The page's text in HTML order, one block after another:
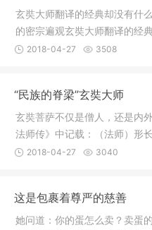
玄奘大师翻译的经典却没有什
的密宗遍观玄奘大师翻译的经
部的一部
2018-04-27 3508
“民族的脊梁”玄奘大师
玄奘菩萨不仅是僧人，还是内
法师传》中记载：（法师）形
端严若神
2018-04-27 3040
这是包裹着尊严的慈善
她问道：你的蛋怎么卖？卖蛋